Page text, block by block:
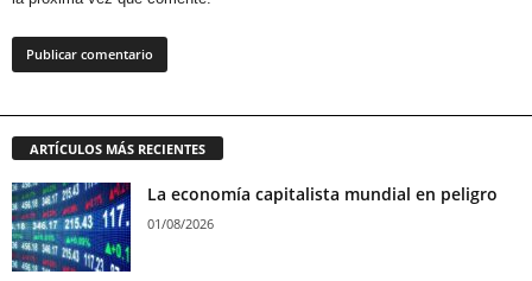
ARTÍCULOS MÁS RECIENTES
La economía capitalista mundial en peligro
01/08/2026